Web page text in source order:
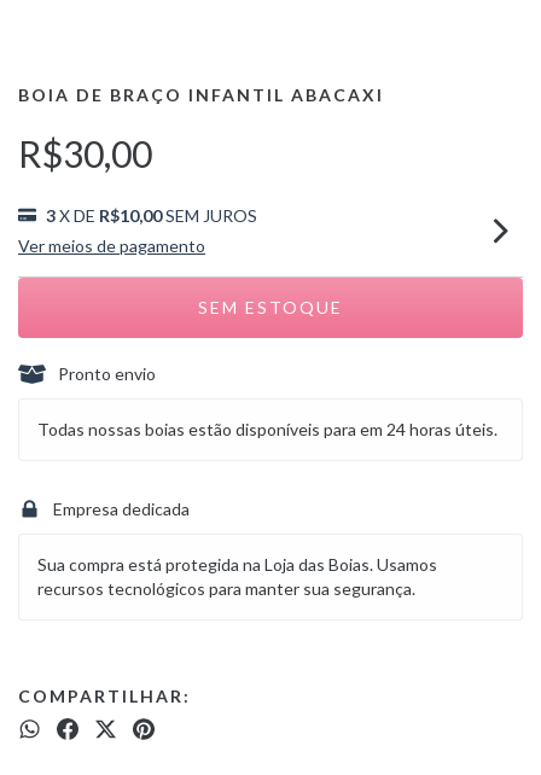
BOIA DE BRAÇO INFANTIL ABACAXI
R$30,00
3X DE R$10,00SEM JUROS
Ver meios de pagamento
Pronto envio
Todas nossas boias estão disponíveis para em 24 horas úteis.
Empresa dedicada
Sua compra está protegida na Loja das Boias. Usamos
recursos tecnológicos para manter sua segurança.
COMPARTILHAR: